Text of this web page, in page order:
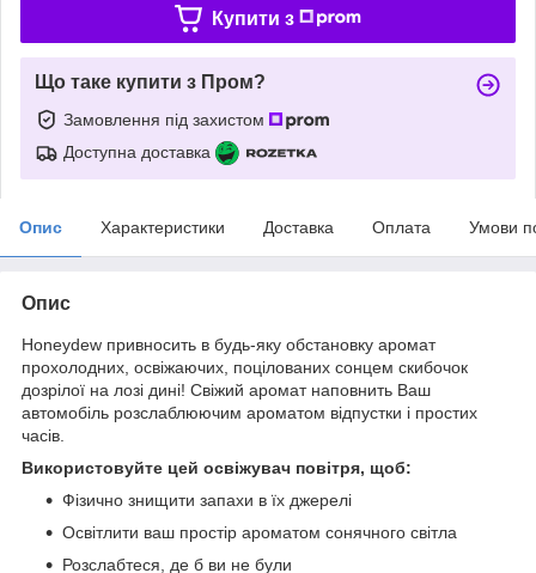
Купити з
Що таке купити з Пром?
Замовлення під захистом
Доступна доставка
Опис Характеристики Доставка Оплата Умови
Опис
Honeydew привносить в будь-яку обстановку аромат
прохолодних, освіжаючих, поцілованих сонцем скибочок
дозрілої на лозі дині! Свіжий аромат наповнить Ваш
автомобіль розслаблюючим ароматом відпустки і простих
часів.
Використовуйте цей освіжувач повітря, щоб:
Фізично знищити запахи в їх джерелі
Освітлити ваш простір ароматом сонячного світла
Розслабтеся, де б ви не були